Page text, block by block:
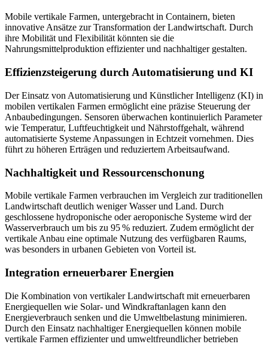
Mobile vertikale Farmen, untergebracht in Containern, bieten
innovative Ansätze zur Transformation der Landwirtschaft. Durch
ihre Mobilität und Flexibilität könnten sie die
Nahrungsmittelproduktion effizienter und nachhaltiger gestalten.
Effizienzsteigerung durch Automatisierung und KI
Der Einsatz von Automatisierung und Künstlicher Intelligenz (KI) in
mobilen vertikalen Farmen ermöglicht eine präzise Steuerung der
Anbaubedingungen. Sensoren überwachen kontinuierlich Parameter
wie Temperatur, Luftfeuchtigkeit und Nährstoffgehalt, während
automatisierte Systeme Anpassungen in Echtzeit vornehmen. Dies
führt zu höheren Erträgen und reduziertem Arbeitsaufwand.
Nachhaltigkeit und Ressourcenschonung
Mobile vertikale Farmen verbrauchen im Vergleich zur traditionellen
Landwirtschaft deutlich weniger Wasser und Land. Durch
geschlossene hydroponische oder aeroponische Systeme wird der
Wasserverbrauch um bis zu 95 % reduziert. Zudem ermöglicht der
vertikale Anbau eine optimale Nutzung des verfügbaren Raums,
was besonders in urbanen Gebieten von Vorteil ist.
Integration erneuerbarer Energien
Die Kombination von vertikaler Landwirtschaft mit erneuerbaren
Energiequellen wie Solar- und Windkraftanlagen kann den
Energieverbrauch senken und die Umweltbelastung minimieren.
Durch den Einsatz nachhaltiger Energiequellen können mobile
vertikale Farmen effizienter und umweltfreundlicher betrieben